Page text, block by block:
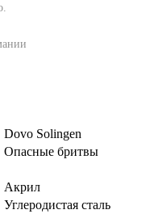
Dovo Solingen
Опасные бритвы
Акрил
Углеродистая сталь